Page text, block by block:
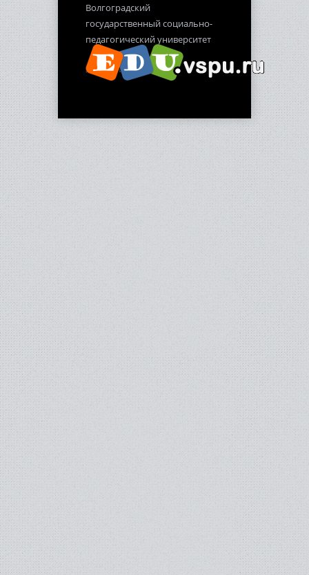
Волгоградский
государственный социально-
педагогический университет
2012-2013 гг.